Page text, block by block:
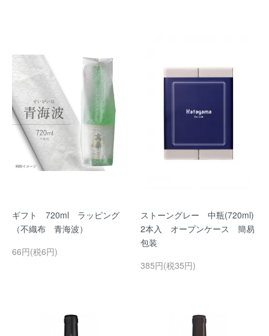
ギフト 720ml ラッピング
（不織布 青海波）
66円(税6円)
ストーングレー 中瓶(720ml)
2本入 オープンケース 簡易
包装
385円(税35円)